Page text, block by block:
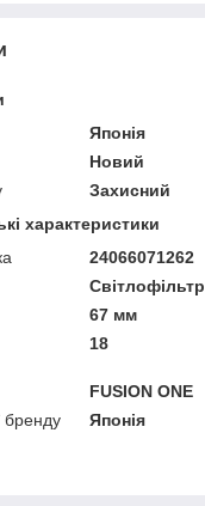
Японія
Новий
Захисний
характеристики
24066071262
Світлофільтр
67 мм
18
FUSION ONE
бренду
Японія